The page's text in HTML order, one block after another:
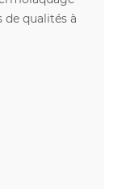
de qualités à